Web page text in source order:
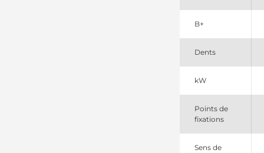
PSH
LRS02449
Lucas
S114883
+line
VV12924277010
B+
Dents
kW
Points de
fixations
Sens de